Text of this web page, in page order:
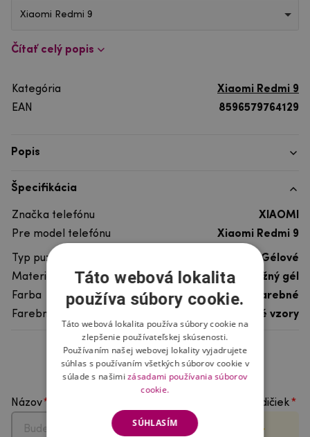
Xiaomi Redmi 9
Čítať celý popis
Kategória
Xiaomi Redmi 9
EAN
8596579764129
Popis
Špecifikácia
Značka telefónu
XIAOMI
Pre model telefónu
Xiaomi Redmi 9
Typ puzdra
Gélové
Materiál
pružný gél
Farba
viacfarebné
Farebný motív
Ostatné vzory
Hodnotenie produktu
Názov Vyberte počet hviezdičiek
Táto webová lokalita
používa súbory cookie.
Táto webová lokalita používa súbory cookie na
zlepšenie používateľskej skúsenosti.
Používaním našej webovej lokality vyjadrujete
súhlas s používaním všetkých súborov cookie v
súlade s našimizásadami používania súborov
cookie.
SÚHLASÍM